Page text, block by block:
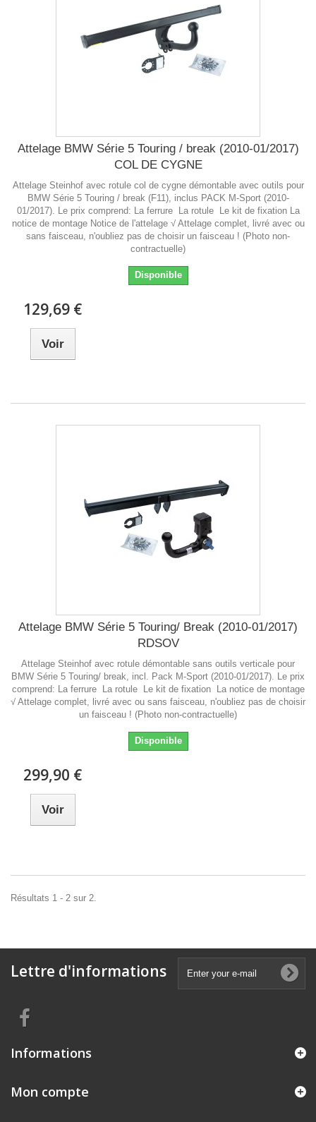
Attelage BMW Série 5 Touring / break (2010-01/2017)
COL DE CYGNE
Attelage Steinhof avec rotule col de cygne démontable avec outils pour
BMW Série 5 Touring / break (F11), inclus PACK M-Sport (2010-
01/2017). Le prix comprend: La ferrure La rotule Le kit de fixation La
notice de montage Notice de l'attelage √ Attelage complet, livré avec ou
sans faisceau, n'oubliez pas de choisir un faisceau ! (Photo non-
contractuelle)
Disponible
129,69 €
Voir
Attelage BMW Série 5 Touring/ Break (2010-01/2017)
RDSOV
Attelage Steinhof avec rotule démontable sans outils verticale pour
BMW Série 5 Touring/ break, incl. Pack M-Sport (2010-01/2017). Le prix
comprend: La ferrure La rotule Le kit de fixation La notice de montage
√ Attelage complet, livré avec ou sans faisceau, n'oubliez pas de choisir
un faisceau ! (Photo non-contractuelle)
Disponible
299,90 €
Voir
Résultats 1 - 2 sur 2.
Lettre d'informations
Informations
Mon compte